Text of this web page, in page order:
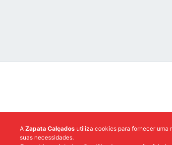
A Zapata Calçados utiliza cookies para fornecer uma
suas necessidades.